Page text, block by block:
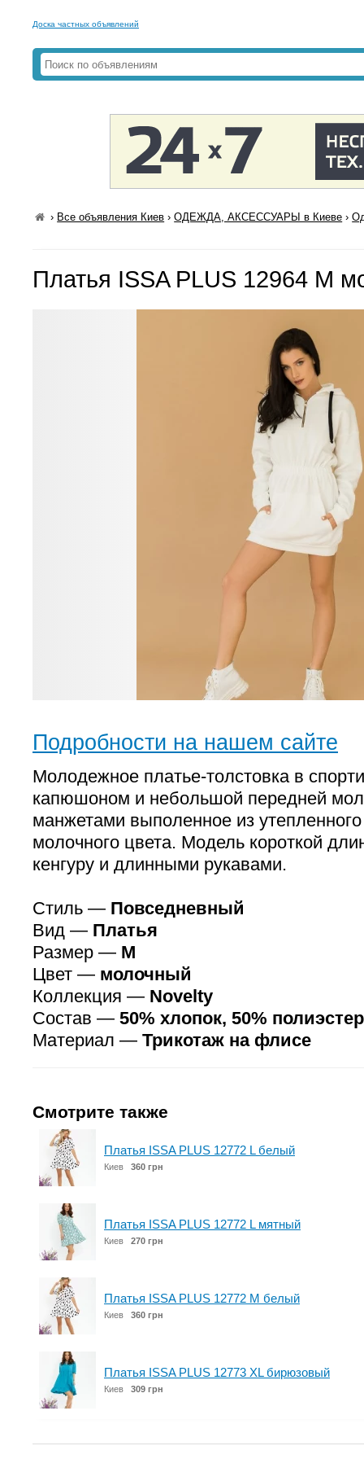
Доска частных объявлений
› Все объявления Киев ›ОДЕЖДА, АКСЕССУАРЫ в Киеве ›
Платья ISSA PLUS 12964 M
Подробности на нашем сайте
Молодежное платье-толстовка в
капюшоном и небольшой передней
манжетами выполенное из
молочного цвета. Модель короткой
кенгуру и длинными рукавами.
Стиль — Повседневный
Вид — Платья
Размер — M
Цвет — молочный
Коллекция — Novelty
Состав — 50% хлопок, 50% полиэстер
Материал — Трикотаж на флисе
Смотрите также
Платья ISSA PLUS 12772 L белый
Киев 360 грн
Платья ISSA PLUS 12772 L мятный
Киев 270 грн
Платья ISSA PLUS 12772 M белый
Киев 360 грн
Платья ISSA PLUS 12773 XL бирюзовый
Киев 309 грн